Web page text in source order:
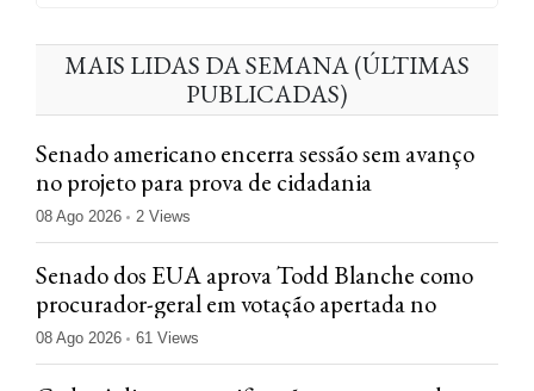
MAIS LIDAS DA SEMANA (ÚLTIMAS
PUBLICADAS)
Senado americano encerra sessão sem avanço
no projeto para prova de cidadania
08 Ago 2026 2 Views
Senado dos EUA aprova Todd Blanche como
procurador-geral em votação apertada no
08 Ago 2026 61 Views